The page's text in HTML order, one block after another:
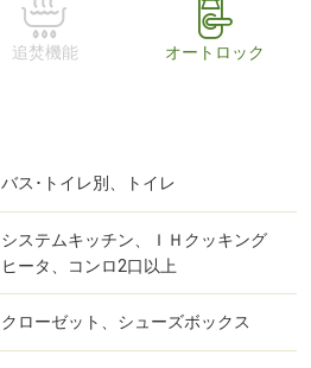
追焚機能 オートロック
バス･トイレ別、トイレ
システムキッチン、ＩＨクッキング
ヒータ、コンロ2口以上
クローゼット、シューズボックス